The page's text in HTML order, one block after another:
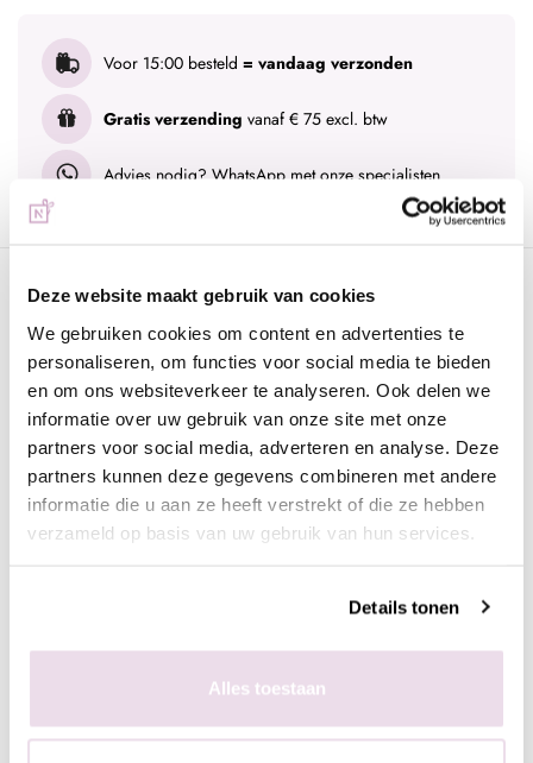
Deze website maakt gebruik van cookies
We gebruiken cookies om content en advertenties te
personaliseren, om functies voor social media te bieden
en om ons websiteverkeer te analyseren. Ook delen we
informatie over uw gebruik van onze site met onze
partners voor social media, adverteren en analyse. Deze
partners kunnen deze gegevens combineren met andere
informatie die u aan ze heeft verstrekt of die ze hebben
verzameld op basis van uw gebruik van hun services.
Details tonen
Alles toestaan
Voor 15:00 besteld = vandaag verzonden
Gratis verzending vanaf € 75 excl. btw
Advies nodig? WhatsApp met onze specialisten
Omschrijving
Deze nude builder gel is een ontzettend sterkte gel. Door de
extreem vloeibare textuur kun je heel snel een mooie nagel
creëren. De liquid builder gel is net zo sterk als de color
builder gel maar levelt nog makkelijker. Deze is geschikt voor
vrijwel alle nageltypes en wordt voornamelijk gebruikt voor het
opbouwen van de nagels. De liquid builder gel is in vele
kleuren te verkrijgen en heeft een uitzonderlijk goede hechting.
De kleuren die je op de foto’s ziet, kunnen enigszins afwijken
de instellingen van je computermonitor en/of telefoon. Dit geldt